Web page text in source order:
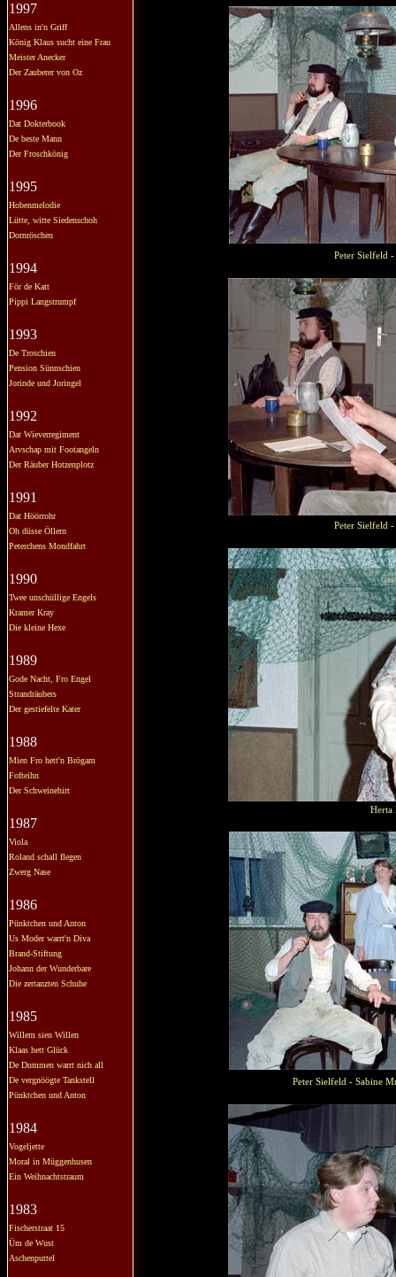
1997
Allens in'n Griff
König Klaus sucht eine Frau
Meister Anecker
Der Zauberer von Oz
1996
Dat Dokterbook
De beste Mann
Der Froschkönig
1995
Hobenmelodie
Lütte, witte Siedenschoh
Dornröschen
1994
För de Katt
Pippi Langstrumpf
1993
De Troschien
Pension Sünnschien
Jorinde und Joringel
1992
Dat Wieverregiment
Arvschap mit Footangeln
Der Räuber Hotzenplotz
1991
Dat Höörrohr
Oh düsse Öllern
Peterchens Mondfahrt
1990
Twee unschüllige Engels
Kramer Kray
Die kleine Hexe
1989
Gode Nacht, Fro Engel
Strandräubers
Der gestiefelte Kater
1988
Mien Fro hett'n Brögam
Fofteihn
Der Schweinehirt
1987
Viola
Roland schall flegen
Zwerg Nase
1986
Pünktchen und Anton
Us Moder warrt'n Diva
Brand-Stiftung
Johann der Wunderbare
Die zertanzten Schuhe
1985
Willem sien Willen
Klaas hett Glück
De Dummen warrt nich all
De vergnöögte Tankstell
Pünktchen und Anton
1984
Vogeljette
Moral in Müggenhusen
Ein Weihnachtstraum
1983
Fischerstraat 15
Üm de Wust
Aschenputtel
Peter Sielfeld
Peter Sielfeld
Herta
Peter Sielfeld - Sabine